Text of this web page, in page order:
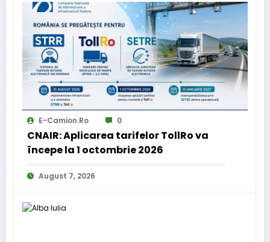
E-Camion.ro 0
CNAIR: Aplicarea tarifelor TollRo va
începe la 1 octombrie 2026
August 7, 2026